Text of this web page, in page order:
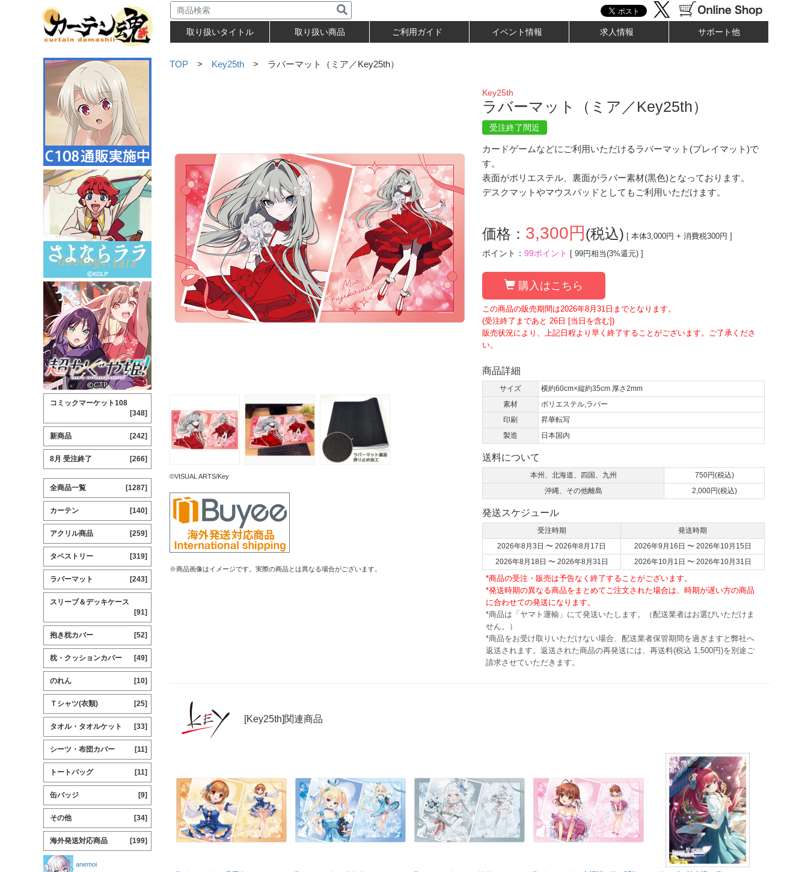
取り扱いタイトル 取り扱い商品 ご利用ガイド イベント情報 求人情報 サポート他
TOP > Key25th > ラバーマット（ミア／Key25th）
©VISUAL ARTS/Key
※商品画像はイメージです。実際の商品とは異なる場合がございます。
Key25th
ラバーマット（ミア／Key25th）
受注終了間近
カードゲームなどにご利用いただけるラバーマット(プレイマット)で
す。
表面がポリエステル、裏面がラバー素材(黒色)となっております。
デスクマットやマウスパッドとしてもご利用いただけます。
価格： 3,300円 (税込) [ 本体3,000円 + 消費税300円 ]
ポイント： 99ポイント [ 99円相当(3%還元) ]
購入はこちら
この商品の販売期間は2026年8月31日までとなります。
(受注終了まであと 26日 [当日を含む])
販売状況により、上記日程より早く終了することがございます。ご了承くださ
い。
商品詳細
サイズ
横約60cm×縦約35cm 厚さ2mm
素材
ポリエステル,ラバー
印刷
昇華転写
製造
日本国内
送料について
本州、北海道、四国、九州
750円(税込)
沖縄、その他離島
2,000円(税込)
発送スケジュール
受注時期
発送時期
2026年8月3日 〜 2026年8月17日
2026年9月16日 〜 2026年10月15日
2026年8月18日 〜 2026年8月31日
2026年10月1日 〜 2026年10月31日
*商品の受注・販売は予告なく終了することがございます。
*発送時期の異なる商品をまとめてご注文された場合は、時期が遅い方の商品
に合わせての発送になります。
*商品は「ヤマト運輸」にて発送いたします。（配送業者はお選びいただけま
せん。）
*商品をお受け取りいただけない場合、配送業者保管期間を過ぎますと弊社へ
返送されます。返送された商品の再発送には、再送料(税込 1,500円)を別途ご
請求させていただきます。
[Key25th]関連商品
コミックマーケット108
[348]
新商品 [242]
8月 受注終了 [266]
全商品一覧 [1287]
カーテン [140]
アクリル商品 [259]
タペストリー [319]
ラバーマット [243]
スリーブ＆デッキケース
[91]
抱き枕カバー [52]
枕・クッションカバー [49]
のれん [10]
Ｔシャツ(衣類) [25]
タオル・タオルケット [33]
シーツ・布団カバー [11]
トートバッグ [11]
缶バッジ [9]
その他 [34]
海外発送対応商品 [199]
anemoi